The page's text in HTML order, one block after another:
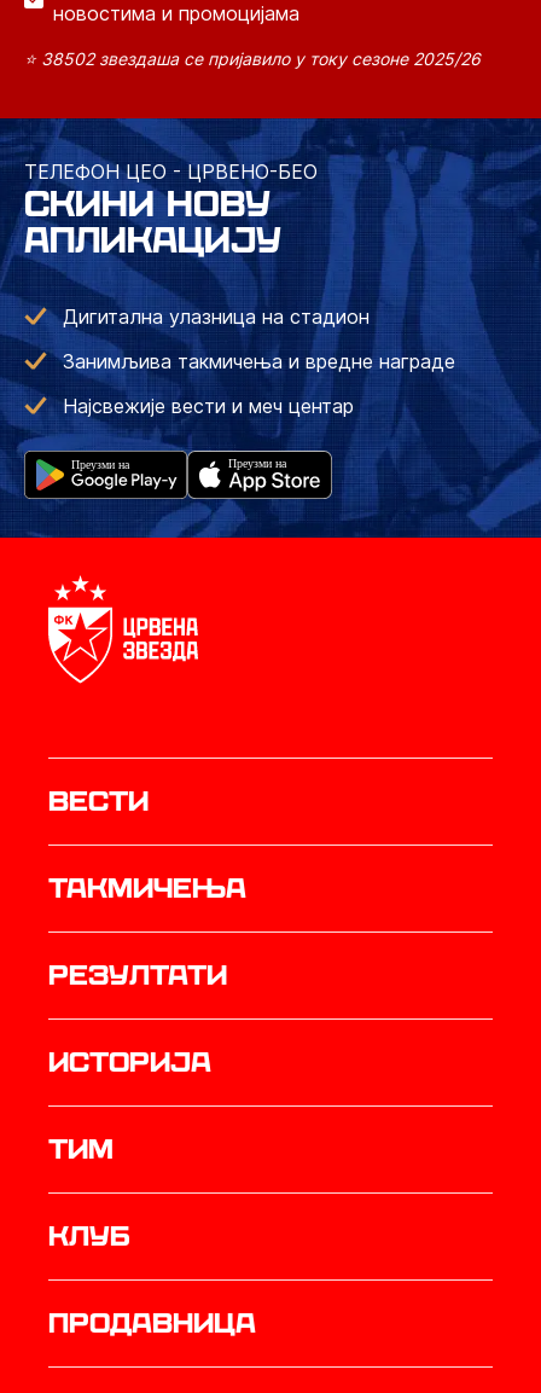
новостима и промоцијама
⭐ 38502 звездаша се пријавило у току сезоне 2025/26
ТЕЛЕФОН ЦЕО - ЦРВЕНО-БЕО
СКИНИ НОВУ
АПЛИКАЦИЈУ
Дигитална улазница на стадион
Занимљива такмичења и вредне награде
Најсвежије вести и меч центар
Вести
Такмичења
резултати
историја
ТИМ
Клуб
продавница